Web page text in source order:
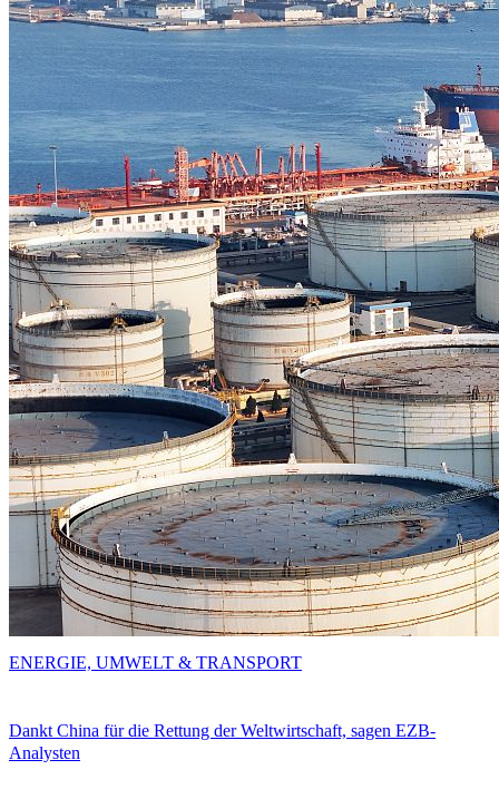
Dankt China für die Rettung der Weltwirtschaft, sagen EZB-
Analysten
ENERGIE, UMWELT & TRANSPORT